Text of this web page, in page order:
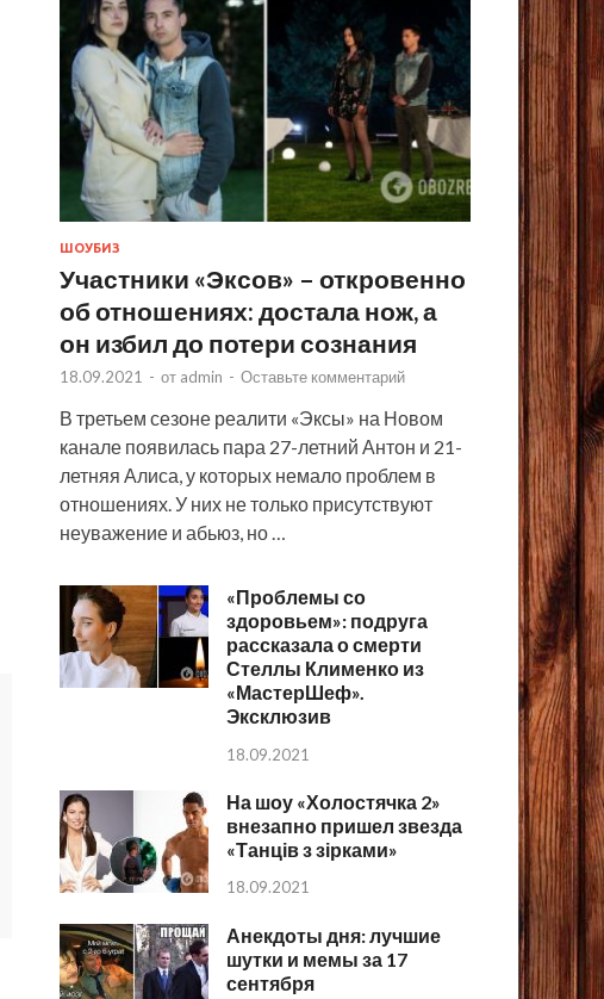
ШОУБИЗ
Участники «Эксов» – откровенно
об отношениях: достала нож, а
он избил до потери сознания
18.09.2021 - от admin - Оставьте комментарий
В третьем сезоне реалити «Эксы» на Новом
канале появилась пара 27-летний Антон и 21-
летняя Алиса, у которых немало проблем в
отношениях. У них не только присутствуют
неуважение и абьюз, но …
«Проблемы со
здоровьем»: подруга
рассказала о смерти
Стеллы Клименко из
«МастерШеф».
Эксклюзив
18.09.2021
На шоу «Холостячка 2»
внезапно пришел звезда
«Танців з зірками»
18.09.2021
Анекдоты дня: лучшие
шутки и мемы за 17
сентября